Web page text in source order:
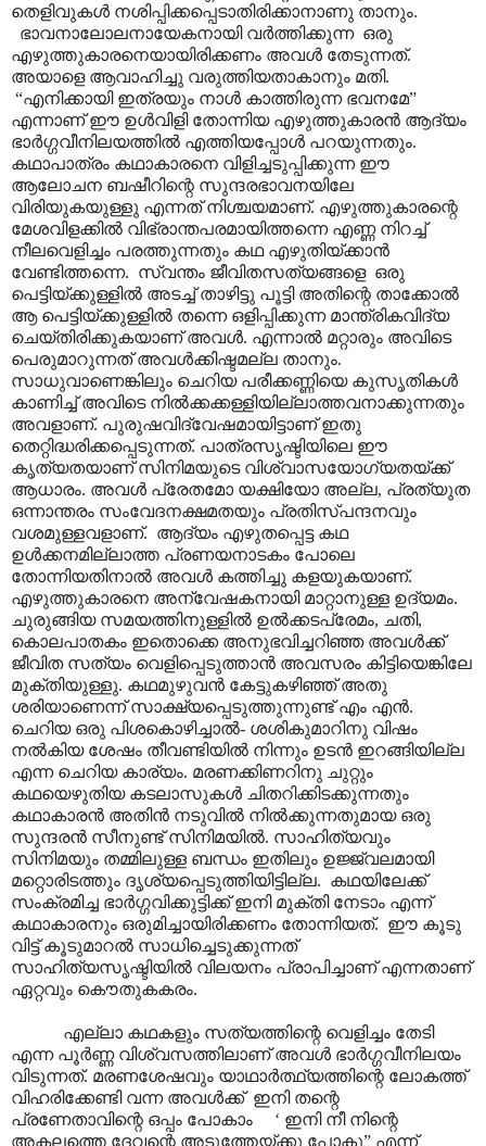
തെളിവുകൾ നശിപ്പിക്കപ്പെടാതിരിക്കാനാണു താനും.
ഭാവനാലോലനായേകനായി വർത്തിക്കുന്ന ഒരു
എഴുത്തുകാരനെയായിരിക്കണം അവൾ തേടുന്നത്.
അയാളെ ആവാഹിച്ചു വരുത്തിയതാകാനും മതി.
“എനിക്കായി ഇത്രയും നാൾ കാത്തിരുന്ന ഭവനമേ”
എന്നാണ് ഈ ഉൾവിളി തോന്നിയ എഴുത്തുകാരൻ ആദ്യം
ഭാർഗ്ഗവീനിലയത്തിൽ എത്തിയപ്പോൾ പറയുന്നതും.
കഥാപാത്രം കഥാകാരനെ വിളിച്ചടുപ്പിക്കുന്ന ഈ
ആലോചന ബഷീറിന്റെ സുന്ദരഭാവനയിലേ
വിരിയുകയുള്ളു എന്നത് നിശ്ചയമാണ്. എഴുത്തുകാരന്റെ
മേശവിളക്കിൽ വിഭ്രാന്തപരമായിത്തന്നെ എണ്ണ നിറച്ച്
നീലവെളിച്ചം പരത്തുന്നതും കഥ എഴുതിയ്ക്കാൻ
വേണ്ടിത്തന്നെ. സ്വന്തം ജീവിതസത്യങ്ങളെ ഒരു
പെട്ടിയ്ക്കുള്ളിൽ അടച്ച് താഴിട്ടു പൂട്ടി അതിന്റെ താക്കോൽ
ആ പെട്ടിയ്ക്കുള്ളിൽ തന്നെ ഒളിപ്പിക്കുന്ന മാന്ത്രികവിദ്യ
ചെയ്തിരിക്കുകയാണ് അവൾ. എന്നാൽ മറ്റാരും അവിടെ
പെരുമാറുന്നത് അവൾക്കിഷ്ടമല്ല താനും.
സാധുവാണെങ്കിലും ചെറിയ പരീക്കണ്ണിയെ കുസൃതികൾ
കാണിച്ച് അവിടെ നിൽക്കക്കള്ളിയില്ലാത്തവനാക്കുന്നതും
അവളാണ്. പുരുഷവിദ്വേഷമായിട്ടാണ് ഇതു
തെറ്റിദ്ധരിക്കപ്പെടുന്നത്. പാത്രസൃഷ്ടിയിലെ ഈ
കൃത്യതയാണ് സിനിമയുടെ വിശ്വാസയോഗ്യതയ്ക്ക്
ആധാരം. അവൾ പ്രേതമോ യക്ഷിയോ അല്ല, പ്രത്യുത
ഒന്നാന്തരം സംവേദനക്ഷമതയും പ്രതിസ്പന്ദനവും
വശമുള്ളവളാണ്. ആദ്യം എഴുതപ്പെട്ട കഥ
ഉൾക്കനമില്ലാത്ത പ്രണയനാടകം പോലെ
തോന്നിയതിനാൽ അവൾ കത്തിച്ചു കളയുകയാണ്.
എഴുത്തുകാരനെ അന്വേഷകനായി മാറ്റാനുള്ള ഉദ്യമം.
ചുരുങ്ങിയ സമയത്തിനുള്ളിൽ ഉൽക്കടപ്രേമം, ചതി,
കൊലപാതകം ഇതൊക്കെ അനുഭവിച്ചറിഞ്ഞ അവൾക്ക്
ജീവിത സത്യം വെളിപ്പെടുത്താൻ അവസരം കിട്ടിയെങ്കിലേ
മുക്തിയുള്ളു. കഥമുഴുവൻ കേട്ടുകഴിഞ്ഞ് അതു
ശരിയാണെന്ന് സാക്ഷ്യപ്പെടുത്തുന്നുണ്ട് എം എൻ.
ചെറിയ ഒരു പിശകൊഴിച്ചാൽ- ശശികുമാറിനു വിഷം
നൽകിയ ശേഷം തീവണ്ടിയിൽ നിന്നും ഉടൻ ഇറങ്ങിയില്ല
എന്ന ചെറിയ കാര്യം. മരണക്കിണറിനു ചുറ്റും
കഥയെഴുതിയ കടലാസുകൾ ചിതറിക്കിടക്കുന്നതും
കഥാകാരൻ അതിൻ നടുവിൽ നിൽക്കുന്നതുമായ ഒരു
സുന്ദരൻ സീനുണ്ട് സിനിമയിൽ. സാഹിത്യവും
സിനിമയും തമ്മിലുള്ള ബന്ധം ഇതിലും ഉജ്ജ്വലമായി
മറ്റൊരിടത്തും ദൃശ്യപ്പെടുത്തിയിട്ടില്ല. കഥയിലേക്ക്
സംക്രമിച്ച ഭാർഗ്ഗവിക്കുട്ടിക്ക് ഇനി മുക്തി നേടാം എന്ന്
കഥാകാരനും ഒരുമിച്ചായിരിക്കണം തോന്നിയത്. ഈ കൂടു
വിട്ട് കൂടുമാറൽ സാധിച്ചെടുക്കുന്നത്
സാഹിത്യസൃഷ്ടിയിൽ വിലയനം പ്രാപിച്ചാണ് എന്നതാണ്
ഏറ്റവും കൌതുകകരം.
എല്ലാ കഥകളും സത്യത്തിന്റെ വെളിച്ചം തേടി
എന്ന പൂർണ്ണ വിശ്വസത്തിലാണ് അവൾ ഭാർഗ്ഗവീനിലയം
വിടുന്നത്. മരണശേഷവും യാഥാർത്ഥ്യത്തിന്റെ ലോകത്ത്
വിഹരിക്കേണ്ടി വന്ന അവൾക്ക് ഇനി തന്റെ
പ്രണേതാവിന്റെ ഒപ്പം പോകാം ‘ ഇനി നീ നിന്റെ
അകലത്തെ ദേവന്റെ അടുത്തേയ്ക്കു പോകൂ” എന്ന്